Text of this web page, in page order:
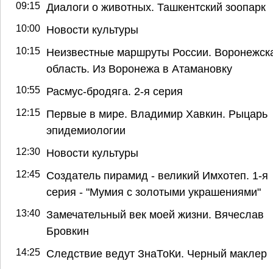
09:15 Диалоги о животных. Ташкентский зоопарк
10:00 Новости культуры
10:15
Неизвестные маршруты России.
область. Из Воронежа в Атамановку
10:55 Расмус-бродяга. 2-я серия
12:15
Первые в мире. Владимир Хавкин. Рыцарь
эпидемиологии
12:30 Новости культуры
12:45
Создатель пирамид - великий Имхотеп. 1-я
серия - "Мумия с золотыми украшениями"
13:40 Замечательный век моей жизни. Вячеслав
Бровкин
14:25 Следствие ведут ЗнаТоКи. Черный маклер